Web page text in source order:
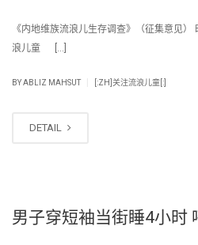
《内地维族流浪儿生存调查》（征集意
浪儿童 […]
BYABLIZ MAHSUT [:ZH]关注流浪儿童[:]
DETAIL
男子穿短袖当街睡4小时